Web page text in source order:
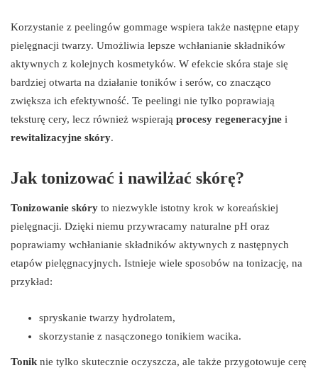
Korzystanie z peelingów gommage wspiera także następne etapy
pielęgnacji twarzy. Umożliwia lepsze wchłanianie składników
aktywnych z kolejnych kosmetyków. W efekcie skóra staje się
bardziej otwarta na działanie toników i serów, co znacząco
zwiększa ich efektywność. Te peelingi nie tylko poprawiają
teksturę cery, lecz również wspierają procesy regeneracyjne i
rewitalizacyjne skóry.
Jak tonizować i nawilżać skórę?
Tonizowanie skóry to niezwykle istotny krok w koreańskiej
pielęgnacji. Dzięki niemu przywracamy naturalne pH oraz
poprawiamy wchłanianie składników aktywnych z następnych
etapów pielęgnacyjnych. Istnieje wiele sposobów na tonizację, na
przykład:
spryskanie twarzy hydrolatem,
skorzystanie z nasączonego tonikiem wacika.
Tonik nie tylko skutecznie oczyszcza, ale także przygotowuje cerę